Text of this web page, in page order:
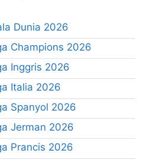
Dunia 2026
Champions 2026
Inggris 2026
Italia 2026
Spanyol 2026
Jerman 2026
Prancis 2026